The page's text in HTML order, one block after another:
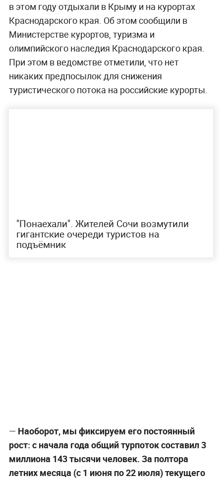
в этом году отдыхали в Крыму и на курортах
Краснодарского края. Об этом сообщили в
Министерстве курортов, туризма и
олимпийского наследия Краснодарского края.
При этом в ведомстве отметили, что нет
никаких предпосылок для снижения
туристического потока на российские курорты.
"Понаехали". Жителей Сочи возмутили
гигантские очереди туристов на
подъёмник
— Наоборот, мы фиксируем его постоянный
рост: с начала года общий турпоток составил 3
миллиона 143 тысячи человек. За полтора
летних месяца (с 1 июня по 22 июля) текущего